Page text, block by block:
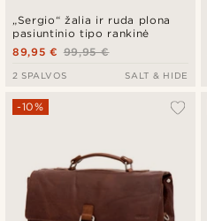
„Sergio“ žalia ir ruda plona
pasiuntinio tipo rankinė
99,95 €
89,95 €
2 SPALVOS SALT & HIDE
-10%